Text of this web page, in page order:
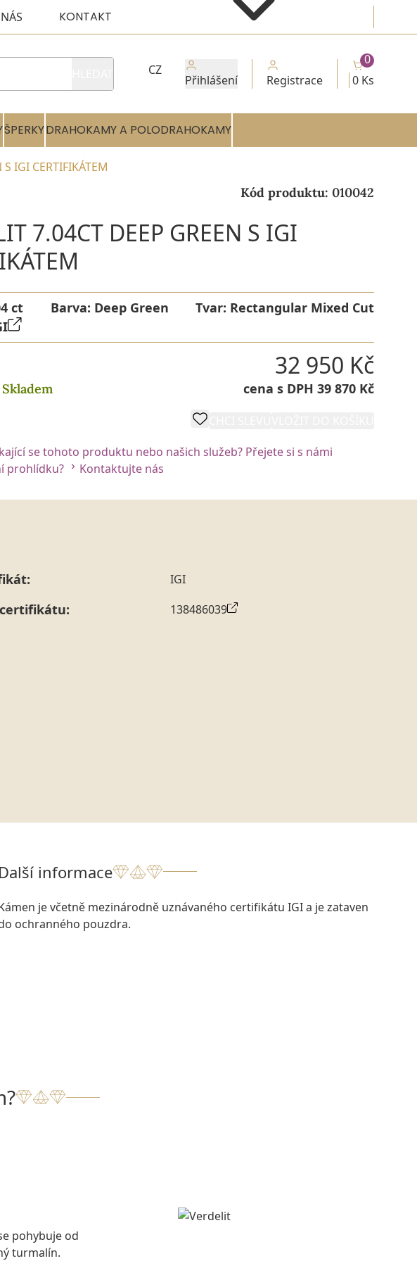
KONTAKT
CZ
Přihlášení Registrace 0 Ks
0
ŠPERKYDRAHOKAMY A POLODRAHOKAMY
IGI CERTIFIKÁTEM
Kód produktu: 010042
7.04CT DEEP GREEN S IGI
ct Barva: Deep Green Tvar: Rectangular Mixed Cut
Skladem
32 950 Kč
cena s DPH 39 870 Kč
se tohoto produktu nebo našich služeb? Přejete si s námi
prohlídku?
Kontaktujte nás
IGI
138486039
Další informace
je včetně mezinárodně uznávaného certifikátu IGI a je zataven
ochranného pouzdra.
pohybuje od
turmalín.